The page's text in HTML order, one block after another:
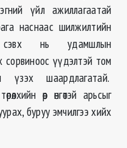
үйл ажиллагаатай
наснаас шилжилтийн
нь удамшлын
үүдэлтэй том
шаардлагатай.
өөр өнгөтэй арьсыг
буруу эмчилгээ хийх